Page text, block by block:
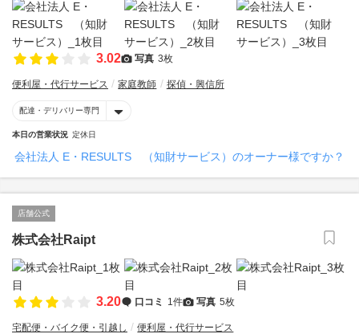
3.02 写真 3枚
便利屋・代行サービス 家庭教師 探偵・興信所
配達・デリバリー専門
本日の営業状況 定休日
会社法人 E・RESULTS （知財サービス）のオーナー様ですか？
店舗公式
株式会社Raipt
3.20 口コミ 1件 写真 5枚
宅配便・バイク便・引越し 便利屋・代行サービス